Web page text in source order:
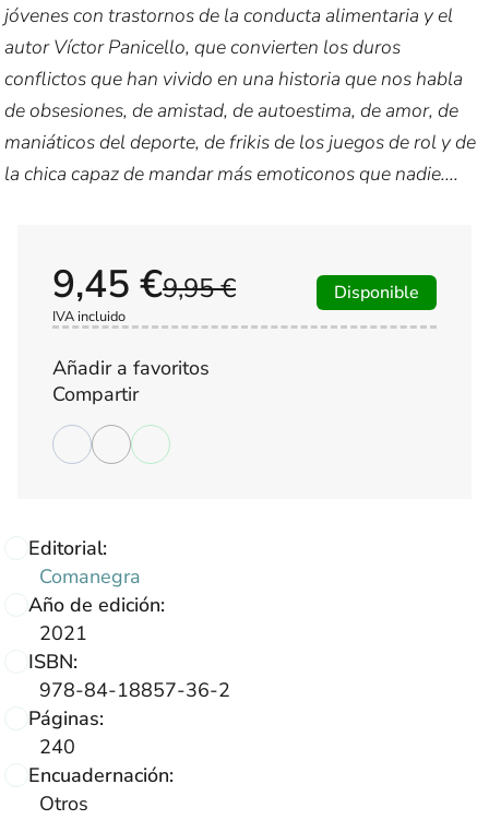
jóvenes con trastornos de la conducta alimentaria y el
autor Víctor Panicello, que convierten los duros
conflictos que han vivido en una historia que nos habla
de obsesiones, de amistad, de autoestima, de amor, de
maniáticos del deporte, de frikis de los juegos de rol y de
la chica capaz de mandar más emoticonos que nadie....
Editorial:
Comanegra
Año de edición:
2021
ISBN:
978-84-18857-36-2
Páginas:
240
Encuadernación:
Otros
9,95 €
9,45 €
IVA incluido
Disponible
Añadir a favoritos
Compartir